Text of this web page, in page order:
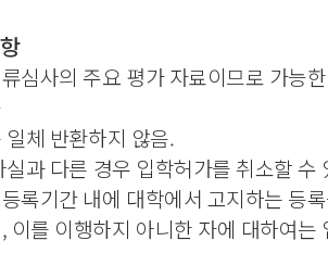
심사의 주요 평가 자료이므로 가능
체 반환하지 않음.
과 다른 경우 입학허가를 취소할 수
록기간 내에 대학에서 고지하는 등
이를 이행하지 아니한 자에 대하여는